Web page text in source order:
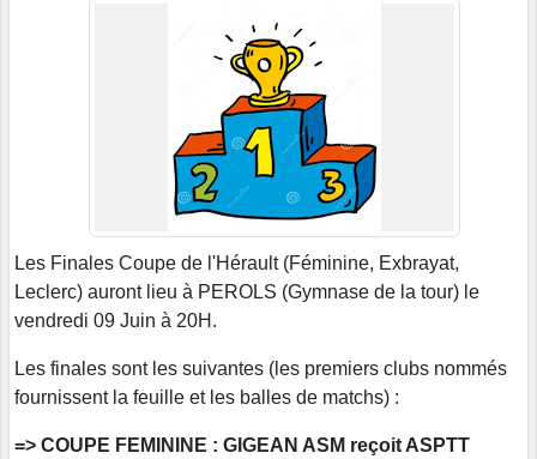
Les Finales Coupe de l'Hérault (Féminine, Exbrayat,
Leclerc) auront lieu à PEROLS (Gymnase de la tour) le
vendredi 09 Juin à 20H.
Les finales sont les suivantes (les premiers clubs nommés
fournissent la feuille et les balles de matchs) :
=> COUPE FEMININE : GIGEAN ASM reçoit ASPTT